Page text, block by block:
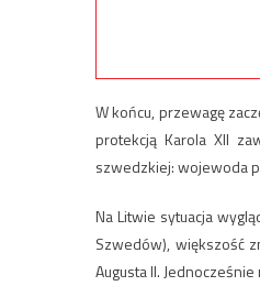
W końcu, przewagę
protekcją Karola XII
szwedzkiej: wojewoda
Na Litwie sytuacja
Szwedów), większość
Augusta II.